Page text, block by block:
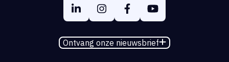
Ontvang onze nieuwsbrief